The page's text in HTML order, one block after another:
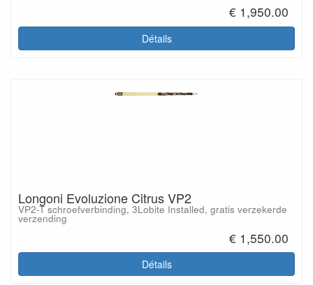
€ 1,950.00
Détails
Longoni Evoluzione Citrus VP2
VP2-T schroefverbinding, 3Lobite Installed, gratis verzekerde
verzending
€ 1,550.00
Détails